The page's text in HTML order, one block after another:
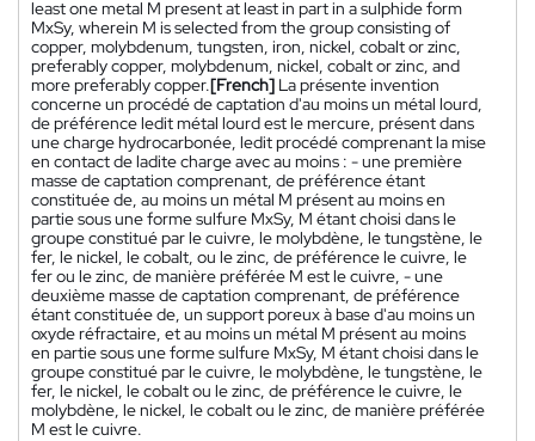
least one metal M present at least in part in a sulphide form
MxSy, wherein M is selected from the group consisting of
copper, molybdenum, tungsten, iron, nickel, cobalt or zinc,
preferably copper, molybdenum, nickel, cobalt or zinc, and
more preferably copper.[French] La présente invention
concerne un procédé de captation d'au moins un métal lourd,
de préférence ledit métal lourd est le mercure, présent dans
une charge hydrocarbonée, ledit procédé comprenant la mise
en contact de ladite charge avec au moins : - une première
masse de captation comprenant, de préférence étant
constituée de, au moins un métal M présent au moins en
partie sous une forme sulfure MxSy, M étant choisi dans le
groupe constitué par le cuivre, le molybdène, le tungstène, le
fer, le nickel, le cobalt, ou le zinc, de préférence le cuivre, le
fer ou le zinc, de manière préférée M est le cuivre, - une
deuxième masse de captation comprenant, de préférence
étant constituée de, un support poreux à base d'au moins un
oxyde réfractaire, et au moins un métal M présent au moins
en partie sous une forme sulfure MxSy, M étant choisi dans le
groupe constitué par le cuivre, le molybdène, le tungstène, le
fer, le nickel, le cobalt ou le zinc, de préférence le cuivre, le
molybdène, le nickel, le cobalt ou le zinc, de manière préférée
M est le cuivre.